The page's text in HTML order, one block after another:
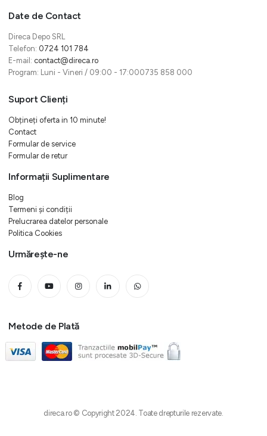
Date de Contact
Direca Depo SRL
Telefon: 0724 101 784
E-mail: contact@direca.ro
Program: Luni - Vineri / 09:00 - 17:000735 858 000
Suport Clienți
Obțineți oferta in 10 minute!
Contact
Formular de service
Formular de retur
Informații Suplimentare
Blog
Termeni și condiții
Prelucrarea datelor personale
Politica Cookies
Urmărește-ne
Metode de Plată
direca.ro © Copyright 2024. Toate drepturile rezervate.